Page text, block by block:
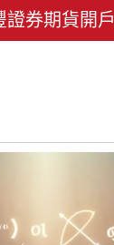
理杜昭逸
證券期貨開戶